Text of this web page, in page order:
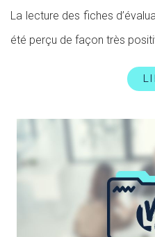
La lecture des fiches
été perçu de façon très